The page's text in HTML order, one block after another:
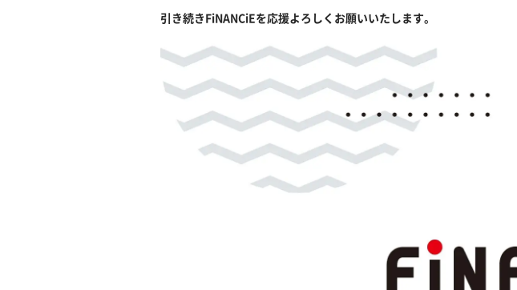
引き続きFiNANCiEを応援よろしくお願いいたします。